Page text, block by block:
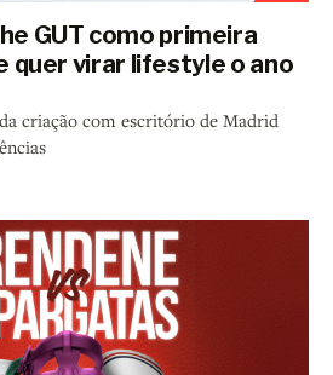
GUT como primeira
quer virar lifestyle o ano
criação com escritório de Madrid